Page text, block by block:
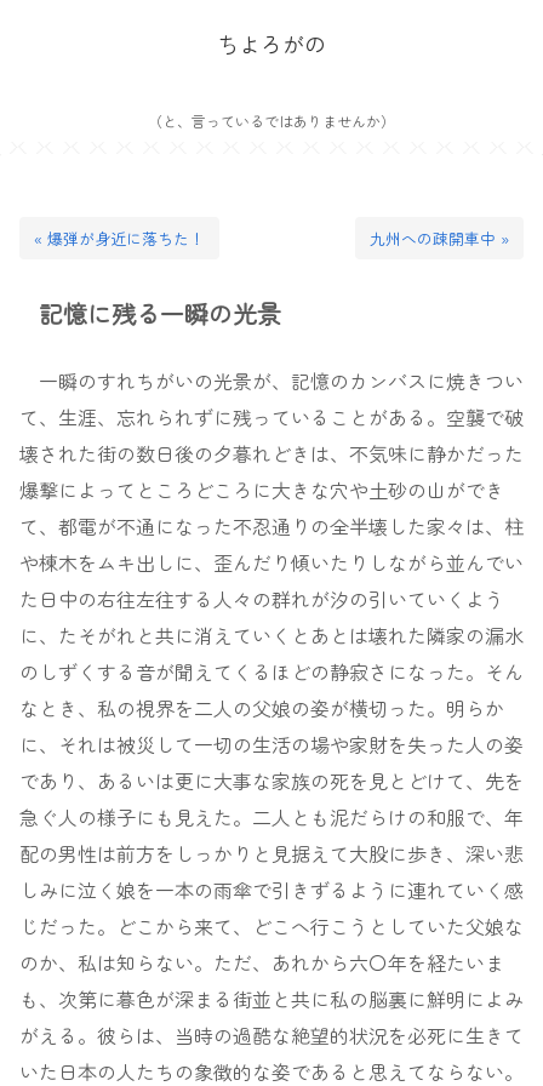
ちよろがの
（と、言っているではありませんか）
« 爆弾が身近に落ちた！ 九州への疎開車中 »
記憶に残る一瞬の光景
一瞬のすれちがいの光景が、記憶のカンバスに焼きつい
て、生涯、忘れられずに残っていることがある。空襲で破
壊された街の数日後の夕暮れどきは、不気味に静かだった
爆撃によってところどころに大きな穴や土砂の山ができ
て、都電が不通になった不忍通りの全半壊した家々は、柱
や棟木をムキ出しに、歪んだり傾いたりしながら並んでい
た日中の右往左往する人々の群れが汐の引いていくよう
に、たそがれと共に消えていくとあとは壊れた隣家の漏水
のしずくする音が聞えてくるほどの静寂さになった。そん
なとき、私の視界を二人の父娘の姿が横切った。明らか
に、それは被災して一切の生活の場や家財を失った人の姿
であり、あるいは更に大事な家族の死を見とどけて、先を
急ぐ人の様子にも見えた。二人とも泥だらけの和服で、年
配の男性は前方をしっかりと見据えて大股に歩き、深い悲
しみに泣く娘を一本の雨傘で引きずるように連れていく感
じだった。どこから来て、どこへ行こうとしていた父娘な
のか、私は知らない。ただ、あれから六〇年を経たいま
も、次第に暮色が深まる街並と共に私の脳裏に鮮明によみ
がえる。彼らは、当時の過酷な絶望的状況を必死に生きて
いた日本の人たちの象徴的な姿であると思えてならない。